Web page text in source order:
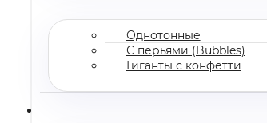
Однотонные
С перьями (Bubbles)
Гиганты с конфетти